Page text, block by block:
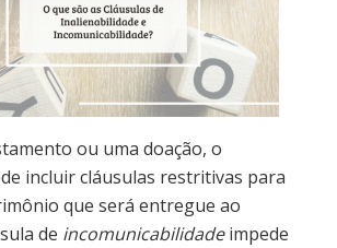
ou uma doação, o
incluir cláusulas restritivas para
que será entregue ao
de incomunicabilidadeimpede